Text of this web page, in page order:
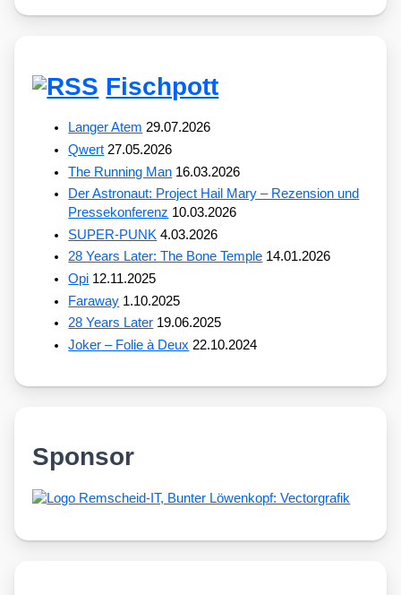
Fischpott
Langer Atem 29.07.2026
Qwert 27.05.2026
The Running Man 16.03.2026
Der Astronaut: Project Hail Mary – Rezension und
Pressekonferenz 10.03.2026
SUPER-PUNK 4.03.2026
28 Years Later: The Bone Temple 14.01.2026
Opi 12.11.2025
Faraway 1.10.2025
28 Years Later 19.06.2025
Joker – Folie à Deux 22.10.2024
Sponsor